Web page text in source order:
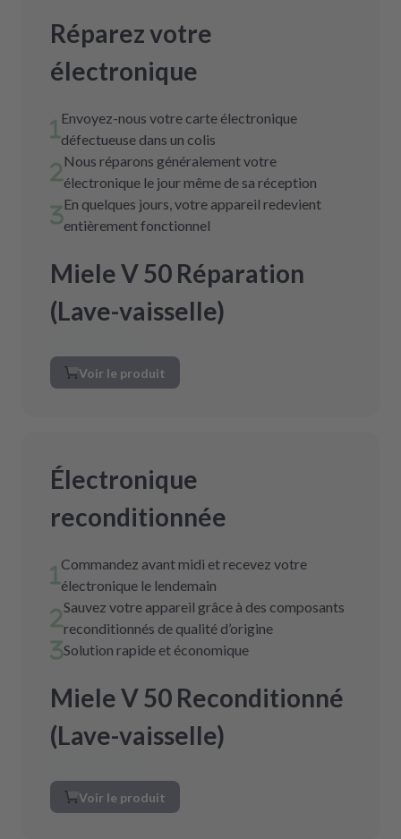
Réparez votre
électronique
Envoyez-nous votre carte électronique
défectueuse dans un colis
Nous réparons généralement votre
électronique le jour même de sa réception
En quelques jours, votre appareil redevient
entièrement fonctionnel
Miele V 50 Réparation
(Lave-vaisselle)
Voir le produit
Électronique
reconditionnée
Commandez avant midi et recevez votre
électronique le lendemain
Sauvez votre appareil grâce à des composants
reconditionnés de qualité d’origine
Solution rapide et économique
Miele V 50 Reconditionné
(Lave-vaisselle)
Voir le produit